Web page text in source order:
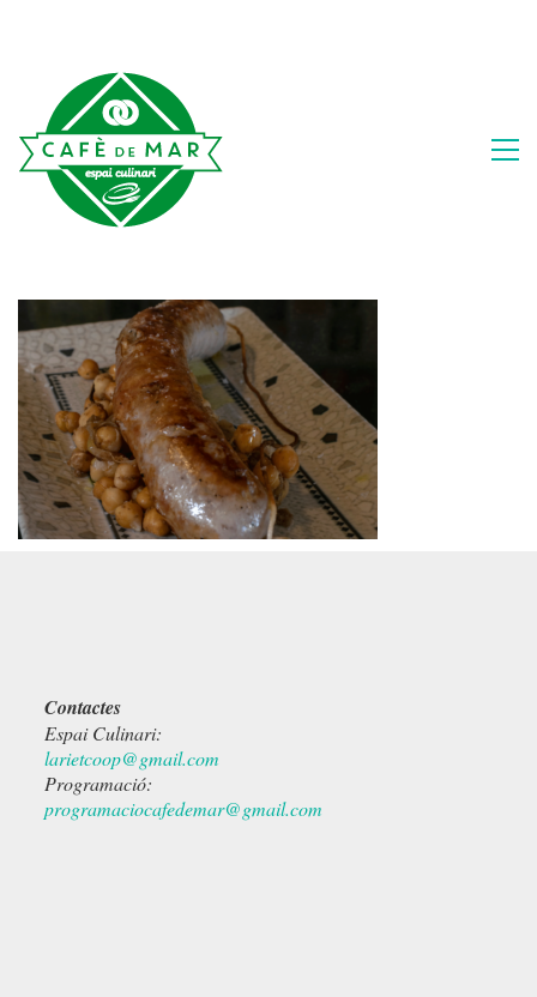
Contactes
Espai Culinari:
larietcoop@gmail.com
Programació:
programaciocafedemar@gmail.com